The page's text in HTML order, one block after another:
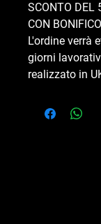
SCONTO DEL
CON
L'ordine verrà
giorni
realizzato in